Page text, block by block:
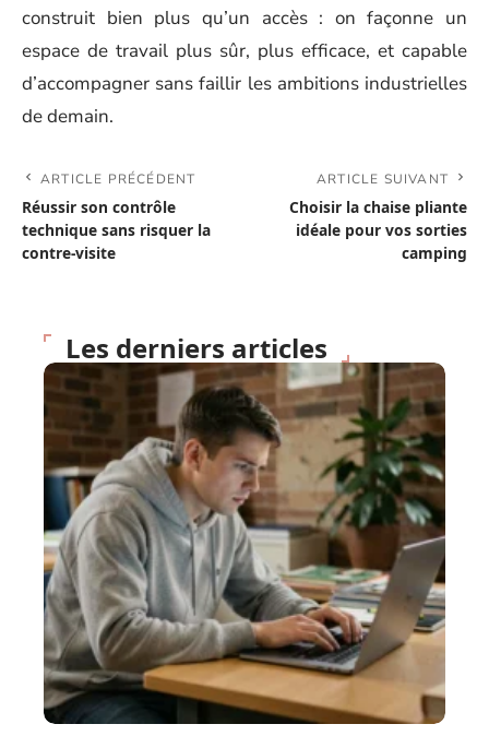
construit bien plus qu’un accès : on façonne un
espace de travail plus sûr, plus efficace, et capable
d’accompagner sans faillir les ambitions industrielles
de demain.
ARTICLE PRÉCÉDENT
Réussir son contrôle
technique sans risquer la
contre-visite
ARTICLE SUIVANT
Choisir la chaise pliante
idéale pour vos sorties
camping
Les derniers articles